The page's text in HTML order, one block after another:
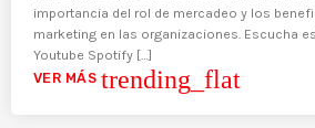
importancia del rol de mercadeo y los
marketing en las organizaciones. Escucha
Youtube Spotify […]
VER MÁS trending_flat